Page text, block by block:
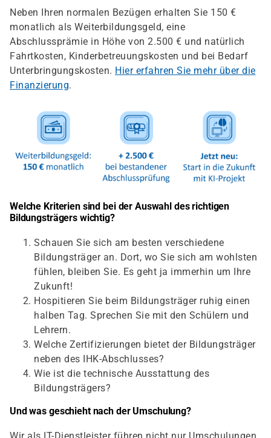
Neben Ihren normalen Bezügen erhalten Sie 150 €
monatlich als Weiterbildungsgeld, eine
Abschlussprämie in Höhe von 2.500 € und natürlich
Fahrtkosten, Kinderbetreuungskosten und bei Bedarf
Unterbringungskosten. Hier erfahren Sie mehr über die
Finanzierung.
Welche Kriterien sind bei der Auswahl des richtigen
Bildungsträgers wichtig?
Schauen Sie sich am besten verschiedene
Bildungsträger an. Dort, wo Sie sich am wohlsten
fühlen, bleiben Sie. Es geht ja immerhin um Ihre
Zukunft!
Hospitieren Sie beim Bildungsträger ruhig einen
halben Tag. Sprechen Sie mit den Schülern und
Lehrern.
Welche Zertifizierungen bietet der Bildungsträger
neben des IHK-Abschlusses?
Wie ist die technische Ausstattung des
Bildungsträgers?
Und was geschieht nach der Umschulung?